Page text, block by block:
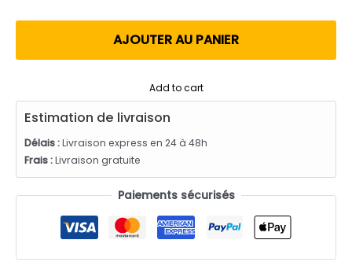
AJOUTER AU PANIER
Add to cart
Estimation de livraison
Délais :Livraison express en 24 à 48h
Frais :Livraison gratuite
Paiements sécurisés